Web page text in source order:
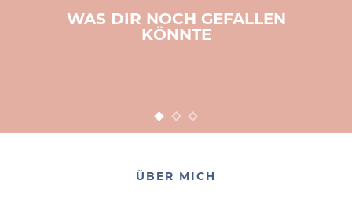
WAS DIR NOCH GEFALLEN
KÖNNTE
Adventsbasteln leicht
gemacht
POSTED ON
ÜBER MICH